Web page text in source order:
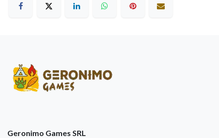
Geronimo Games SRL